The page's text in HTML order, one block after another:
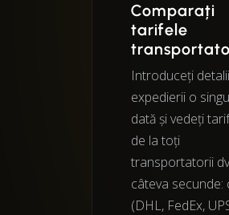
Comparați
tarifele
Introduceți
expedierii o
dată și vedeți
de la toți
transportatorii
câteva secunde:
(DHL, FedEx,